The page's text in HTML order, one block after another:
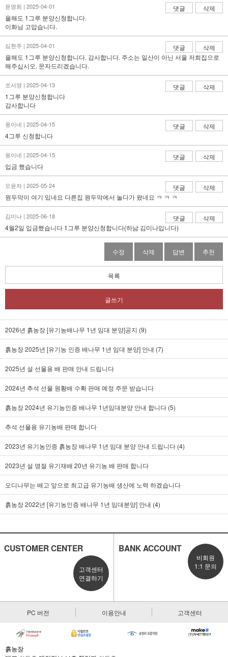
윤영희 | 2025-04-01 삭제
댓글
올해도 1그루 분양신청합니다.
이화님 고맙습니다.
심현주 | 2025-04-01 삭제
댓글
올해도 1그루 분양신청합니다. 감사합니다. 주소는 일산이 아닌 서울 저희집으로
해주십시오. 문자드리겠습니다.
조서영 | 2025-04-13 삭제
댓글
1그루 분양신청합니다
감사합니다
웅이네 | 2025-04-15 삭제
댓글
4그루 신청합니다
웅이네 | 2025-04-15 삭제
댓글
입금 했습니다
오윤자 | 2025-05-24 삭제
댓글
원두막이 여기 있네요 다른집 원두막에서 놀다가 왔네요 ㅋ ㅋ ㅋ
김미나 | 2025-06-18 삭제
댓글
4월2일 입금했습니다 1그루 분양신청합니다(하남 김미나입니다)
수정 삭제 답변 추천
목록
글쓰기
2026년 흙농장 [유기농배나무 1년 임대 분양]공지 (9)
흙농장 2025년 [유기농 인증 배나무 1년 임대 분양] 안내 (7)
2025년 설 선물용 배 판매 안내 드립니다
2024년 추석 선물 원황배 수확 판매 예정 주문 받습니다
흙농장 2024년 유기농인증 배나무 1년임대분양 안내 합니다 (5)
추석 선물용 유기농배 판매 합니다
2023년 유기농인증 흙농장 배나무 1년 임대 분양 안내 드립니다 (4)
2023년 설 명절 유기재배 20년 유기농 배 판매 합니다
오디나무는 배고 앞으로 최고급 유기농배 생산에 노력 하겠습니다
흙농장 2022년 [유기농인증 배나무 1년 임대분양] 안내 (4)
CUSTOMER CENTER
고객센터
연결하기
BANK ACCOUNT
비회원
1:1 문의
PC 버전 이용안내 고객센터
흙농장